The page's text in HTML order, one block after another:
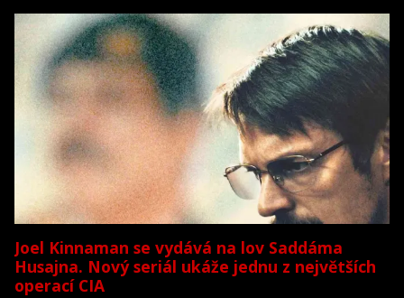
Joel Kinnaman se vydává na lov Saddáma
Husajna. Nový seriál ukáže jednu z největších
operací CIA